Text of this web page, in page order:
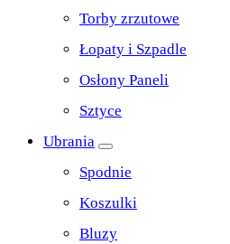
Torby zrzutowe
Łopaty i Szpadle
Osłony Paneli
Sztyce
Ubrania
Spodnie
Koszulki
Bluzy